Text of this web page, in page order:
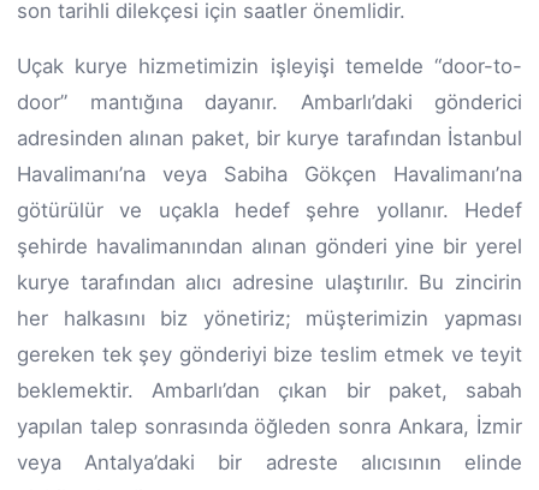
son tarihli dilekçesi için saatler önemlidir.
Uçak kurye hizmetimizin işleyişi temelde “door-to-
door” mantığına dayanır. Ambarlı’daki gönderici
adresinden alınan paket, bir kurye tarafından İstanbul
Havalimanı’na veya Sabiha Gökçen Havalimanı’na
götürülür ve uçakla hedef şehre yollanır. Hedef
şehirde havalimanından alınan gönderi yine bir yerel
kurye tarafından alıcı adresine ulaştırılır. Bu zincirin
her halkasını biz yönetiriz; müşterimizin yapması
gereken tek şey gönderiyi bize teslim etmek ve teyit
beklemektir. Ambarlı’dan çıkan bir paket, sabah
yapılan talep sonrasında öğleden sonra Ankara, İzmir
veya Antalya’daki bir adreste alıcısının elinde